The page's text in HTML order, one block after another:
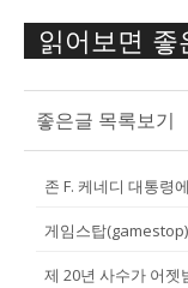
읽어보면 좋
좋은글 목록보기
게임스탑
제 20년 사수가 어젯